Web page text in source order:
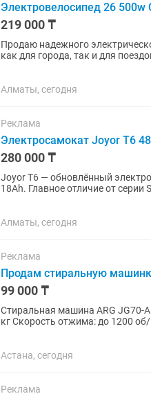
Электровелосипед 26
219 000 ₸
Продаю надежного электрического
как для города, так и для
Алматы, сегодня
Реклама
Электросамокат Joyor T6
280 000 ₸
Joyor T6 — обновлённый
18Ah. Главное отличие от
Алматы, сегодня
Реклама
Продам стиральную
99 000 ₸
Стиральная машина ARG JG70-A112VE Технические характеристики
кг Скорость отжима: до 1200
Астана, сегодня
Реклама